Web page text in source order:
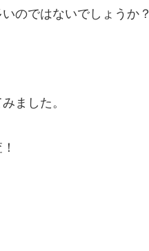
のではないでしょうか？
ました。